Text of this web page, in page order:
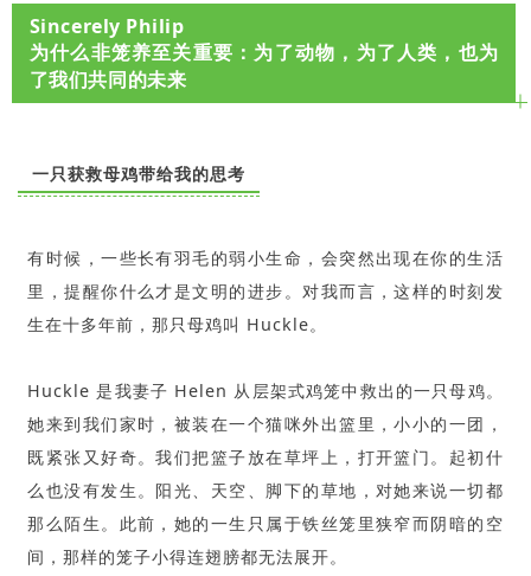
Sincerely Philip
为什么非笼养至关重要：为了动物，为了人类，也为
了我们共同的未来
一只获救母鸡带给我的思考
有时候，一些长有羽毛的弱小生命，会突然出现在你的生活
里，提醒你什么才是文明的进步。对我而言，这样的时刻发
生在十多年前，那只母鸡叫 Huckle。
Huckle 是我妻子 Helen 从层架式鸡笼中救出的一只母鸡。
她来到我们家时，被装在一个猫咪外出篮里，小小的一团，
既紧张又好奇。我们把篮子放在草坪上，打开篮门。起初什
么也没有发生。阳光、天空、脚下的草地，对她来说一切都
那么陌生。此前，她的一生只属于铁丝笼里狭窄而阴暗的空
间，那样的笼子小得连翅膀都无法展开。